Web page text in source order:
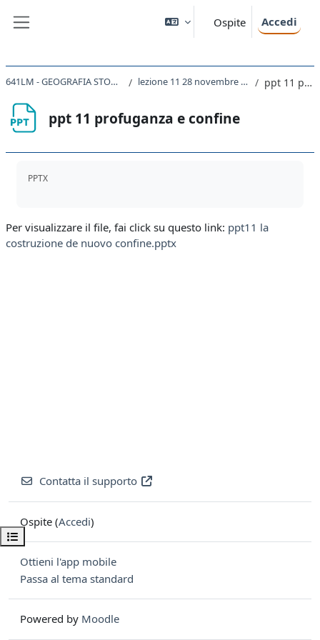
Ospite Accedi
Apri indice del corso
641LM - GEOGRAFIA STORICA DELL'ODIERNO FRIULI VENEZIA GIULIA 2022 lezione 11 28 novembre 022. le conseguenze del conflitto sul territorio ppt 11 profuganza e confine
ppt 11 profuganza e confine
PPTX
Per visualizzare il file, fai click su questo link: ppt11 la
costruzione de nuovo confine.pptx
Contatta il supporto
Ospite (Accedi)
Ottieni l'app mobile
Passa al tema standard
Powered by Moodle